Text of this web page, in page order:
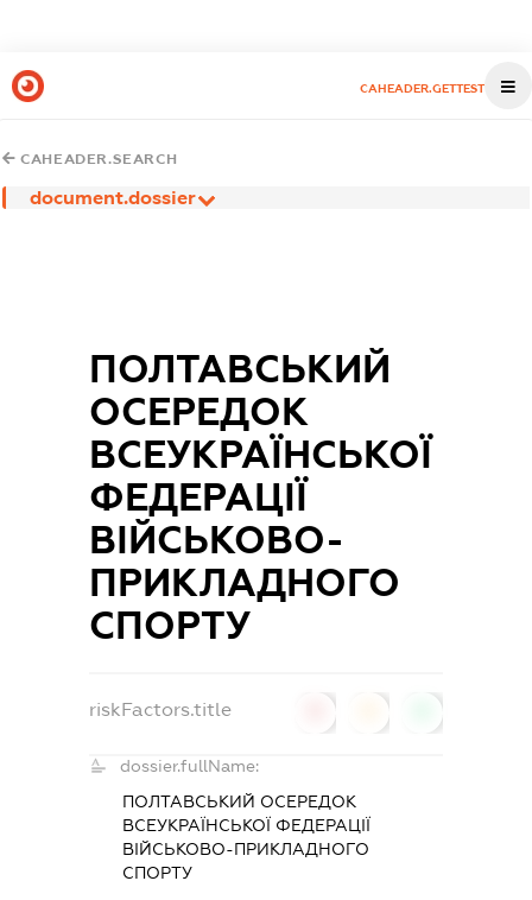
CAHEADER.GETTEST
CAHEADER.SEARCH
document.dossier
ПОЛТАВСЬКИЙ
ОСЕРЕДОК
ВСЕУКРАЇНСЬКОЇ
ФЕДЕРАЦІЇ
ВІЙСЬКОВО-
ПРИКЛАДНОГО
СПОРТУ
riskFactors.title
dossier.fullName:
ПОЛТАВСЬКИЙ ОСЕРЕДОК
ВСЕУКРАЇНСЬКОЇ ФЕДЕРАЦІЇ
ВІЙСЬКОВО-ПРИКЛАДНОГО
СПОРТУ